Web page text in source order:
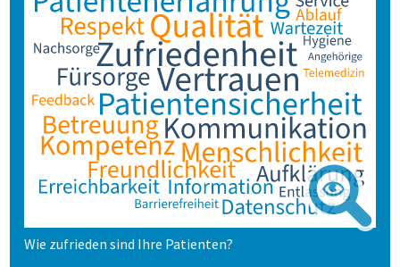
Wie zufrieden sind Ihre Patienten?